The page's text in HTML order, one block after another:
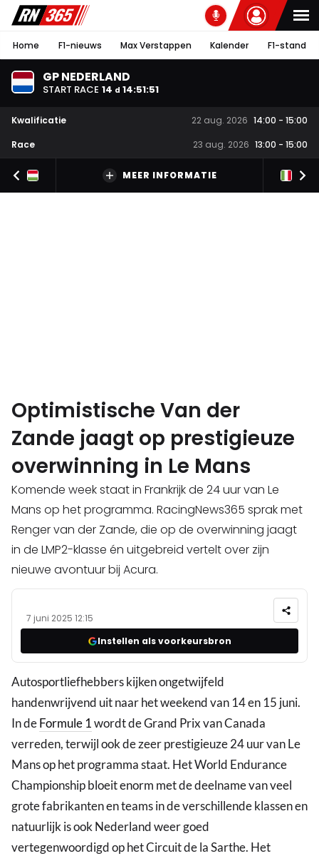
Home F1-nieuws Max Verstappen Kalender F1-stand
GP NEDERLAND
START RACE 14 d 14:51:50
Kwalificatie 22 aug. 2026 14:00 - 15:00
Race
23 aug. 2026 13:00 - 15:00
MEER INFORMATIE
Optimistische Van der
Zande jaagt op prestigieuze
overwinning in Le Mans
Komende week staat in Frankrijk de 24 uur van Le
Mans op het programma. RacingNews365 sprak met
Renger van der Zande, die op de overwinning jaagt
in de LMP2-klasse én uitgebreid vertelt over zijn
nieuwe avontuur bij Acura.
7 juni 2025 12:15
Instellen als voorkeursbron
Autosportliefhebbers kijken ongetwijfeld
handenwrijvend uit naar het weekend van 14 en 15 juni.
In deFormule 1wordt de Grand Prix van Canada
verreden, terwijl ook de zeer prestigieuze 24 uur van Le
Mans op het programma staat. Het World Endurance
Championship bloeit enorm met de deelname van veel
grote fabrikanten en teams in de verschillende klassen en
natuurlijk is ook Nederland weer goed
vertegenwoordigd op het Circuit de la Sarthe. Het